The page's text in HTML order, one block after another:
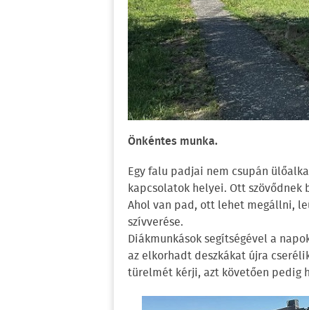
Önkéntes munka.
Egy falu padjai nem csupán
kapcsolatok helyei. Ott
Ahol van pad, ott lehet megállni,
szívverése.
Diákmunkások segítségével a
az elkorhadt deszkákat újra
türelmét kérji, azt követően pedig